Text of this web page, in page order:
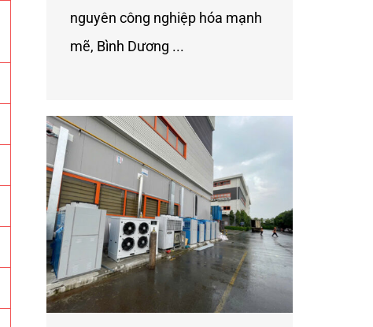
nguyên công nghiệp hóa mạnh
mẽ, Bình Dương ...